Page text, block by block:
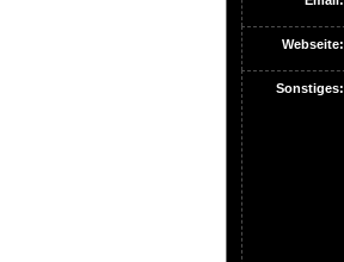
Webseite:
Sonstiges: